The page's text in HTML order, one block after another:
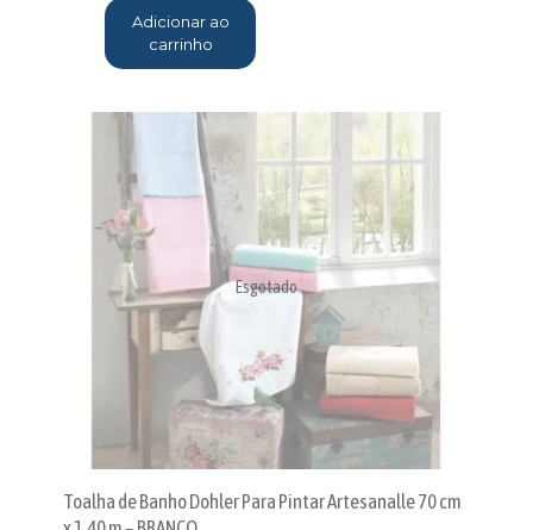
Adicionar ao
carrinho
Esgotado
Toalha de Banho Dohler Para Pintar Artesanalle 70 cm